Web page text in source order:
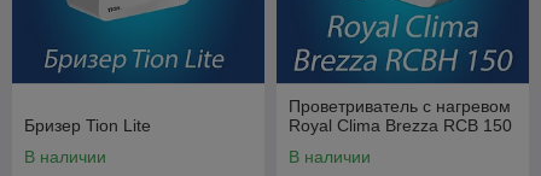
Бризер Tion Lite
В наличии
Проветриватель с нагревом
Royal Clima Brezza RCB 150
В наличии